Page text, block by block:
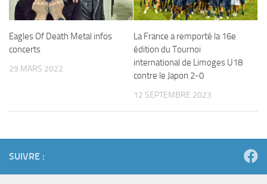
Eagles Of Death Metal infos
concerts
29 MARS 2022
La France a remporté la 16e
édition du Tournoi
international de Limoges U18
contre le Japon 2-0
12 SEPTEMBRE 2023
SUIVRE :